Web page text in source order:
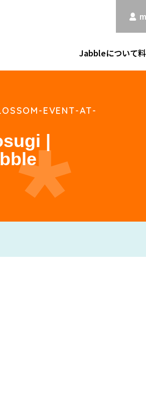
Jabbleについて
EVENT-AT-
|